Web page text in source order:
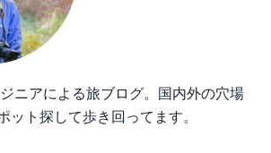
ニアによる旅ブログ。国内外の穴場
ット探して歩き回ってます。